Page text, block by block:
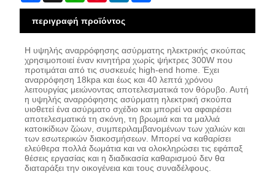
περιγραφή προϊόντος
Η υψηλής αναρρόφησης ασύρματης ηλεκτρικής σκούπας
χρησιμοποιεί έναν κινητήρα χωρίς ψήκτρες 300W που
προτιμάται από τις συσκευές high-end home. Έχει
αναρρόφηση 18kpa και έως και 40 λεπτά χρόνου
λειτουργίας μειώνοντας αποτελεσματικά τον θόρυβο. Αυτή
η υψηλής αναρρόφησης ασύρματη ηλεκτρική σκούπα
υιοθετεί ένα ασύρματο σχέδιο και μπορεί να αφαιρέσει
αποτελεσματικά τη σκόνη, τη βρωμιά και τα μαλλιά
κατοικίδιων ζώων, συμπεριλαμβανομένων των χαλιών και
των εσωτερικών διακοσμήσεων. Μπορεί να καθαρίσει
ελεύθερα πολλά δωμάτια και να ολοκληρώσει τις εφάπαξ
θέσεις εργασίας και η διαδικασία καθαρισμού δεν θα
διαταράξει την οικογένεια και τους συναδέλφους.